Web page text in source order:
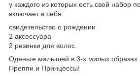
у каждого из которых есть свой набор
включает в себя:
свидетельство о рождении
2 аксессуара
2 резинки для волос.
Оденьте малышей в 3-х милых образах:
Преппи и Принцессы!